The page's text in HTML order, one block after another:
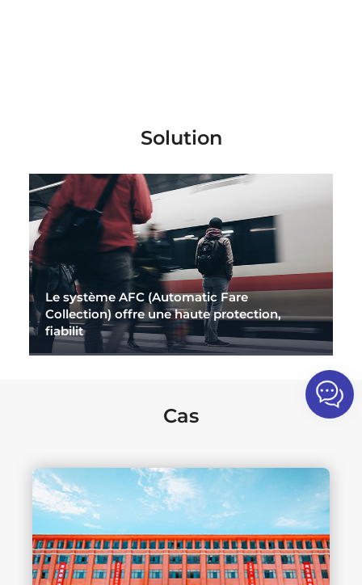
Solution
Le système AFC (Automatic Fare
Collection) offre une haute protection,
fiabilit
Cas